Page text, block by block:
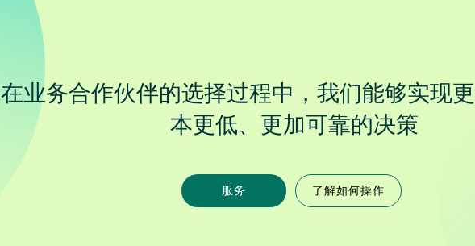
在业务合作伙伴的选择过程中，我们能够实现
本更低、更加可靠的决策
服务 了解如何操作